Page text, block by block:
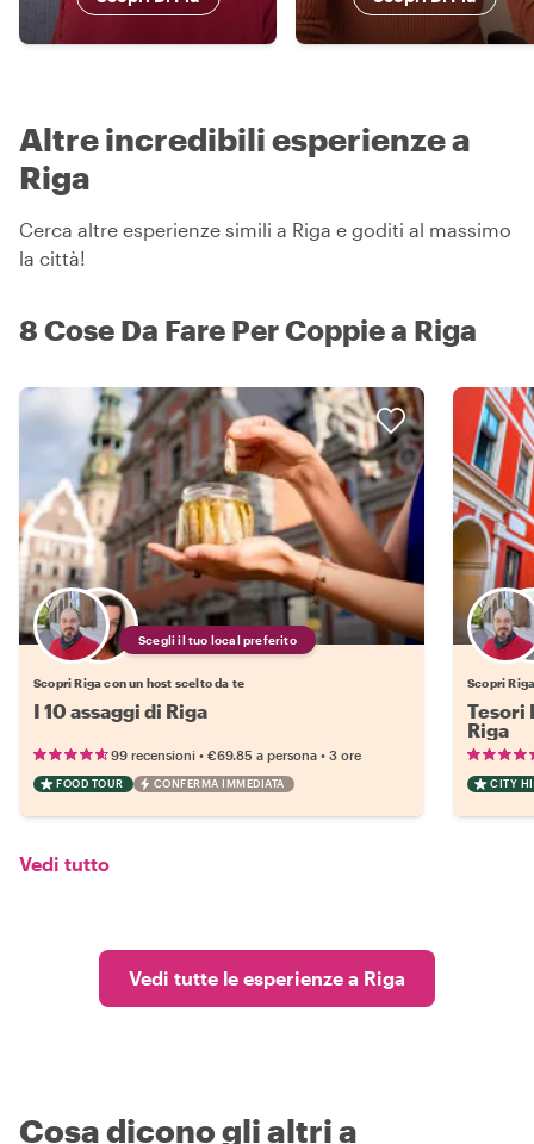
Altre incredibili esperienze a
Riga
Cerca altre esperienze simili a Riga e goditi al massimo
la città!
8 Cose Da Fare Per Coppie a Riga
Scegli il tuo local preferito
Scopri Riga con un host scelto da te
I 10 assaggi di Riga
99 recensioni • €69.85 a persona • 3 ore
FOOD TOUR CONFERMA IMMEDIATA
Scopri
Tesori
Riga
CITY
Vedi tutto
Vedi tutte le esperienze a Riga
Cosa dicono gli altri a